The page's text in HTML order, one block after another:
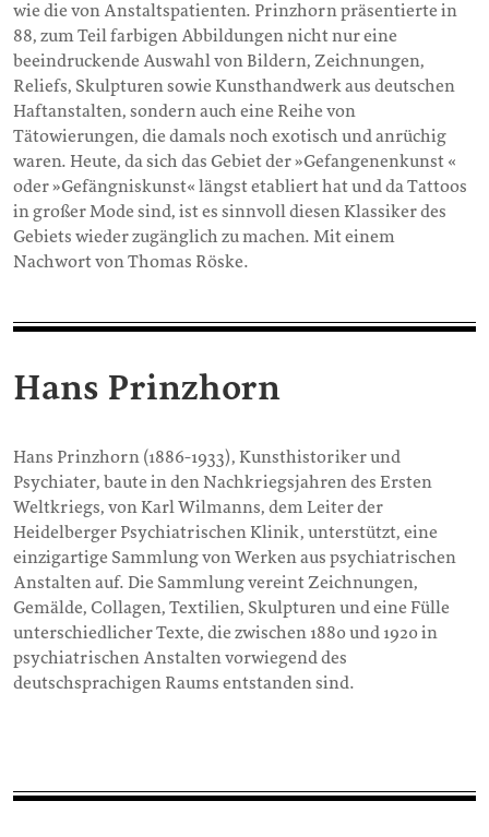
wie die von Anstaltspatienten. Prinzhorn präsentierte in
88, zum Teil farbigen Abbildungen nicht nur eine
beeindruckende Auswahl von Bildern, Zeichnungen,
Reliefs, Skulpturen sowie Kunsthandwerk aus deutschen
Haftanstalten, sondern auch eine Reihe von
Tätowierungen, die damals noch exotisch und anrüchig
waren. Heute, da sich das Gebiet der »Gefangenenkunst «
oder »Gefängniskunst« längst etabliert hat und da Tattoos
in großer Mode sind, ist es sinnvoll diesen Klassiker des
Gebiets wieder zugänglich zu machen. Mit einem
Nachwort von Thomas Röske.
Hans Prinzhorn
Hans Prinzhorn (1886-1933), Kunsthistoriker und
Psychiater, baute in den Nachkriegsjahren des Ersten
Weltkriegs, von Karl Wilmanns, dem Leiter der
Heidelberger Psychiatrischen Klinik, unterstützt, eine
einzigartige Sammlung von Werken aus psychiatrischen
Anstalten auf. Die Sammlung vereint Zeichnungen,
Gemälde, Collagen, Textilien, Skulpturen und eine Fülle
unterschiedlicher Texte, die zwischen 1880 und 1920 in
psychiatrischen Anstalten vorwiegend des
deutschsprachigen Raums entstanden sind.